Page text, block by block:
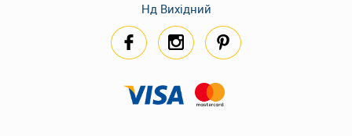
Нд Вихідний